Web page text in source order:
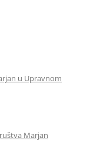
u Upravnom
Marjan